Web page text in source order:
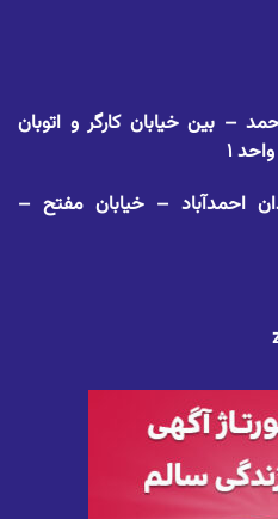
– بین خیابان کارگر و اتوبان
احمدآباد – خیابان مفتح –